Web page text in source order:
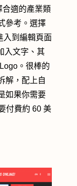
適的產業類
參考。選擇
入到編輯頁面
入文字、其
。很棒的
解，配上自
如果你需要
付費約 60 美